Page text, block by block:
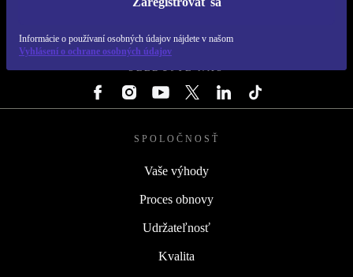
Informácie o používaní osobných údajov nájdete v našom
Vyhlásení o ochrane osobných údajov
SLEDUJTE NÁS
SPOLOČNOSŤ
Vaše výhody
Proces obnovy
Udržateľnosť
Kvalita